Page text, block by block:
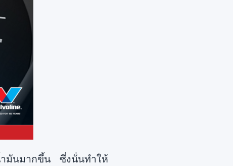
ำมันมากขึ้น ซึ่งนั่นทำให้